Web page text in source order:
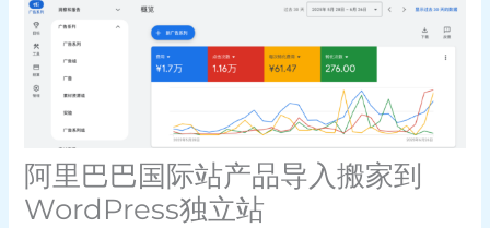
阿里巴巴国际站产品导入搬家到
WordPress独立站